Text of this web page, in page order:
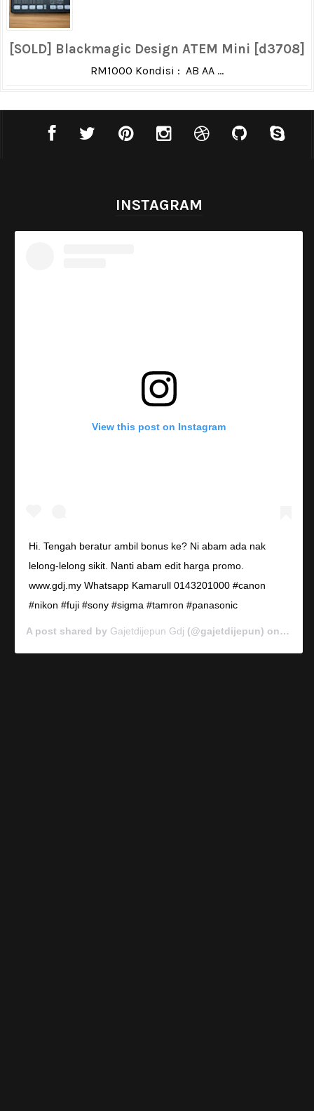
[SOLD] Blackmagic Design ATEM Mini [d3708]
RM1000 Kondisi : AB AA ...
INSTAGRAM
View this post on Instagram
Hi. Tengah beratur ambil bonus ke? Ni abam ada nak
lelong-lelong sikit. Nanti abam edit harga promo.
www.gdj.my Whatsapp Kamarull 0143201000 #canon
#nikon #fuji #sony #sigma #tamron #panasonic
A post shared by Gajetdijepun Gdj (@gajetdijepun) on Jan 7,